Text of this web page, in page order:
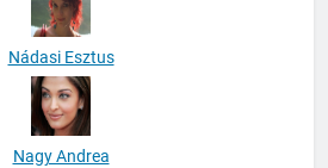
Nádasi Esztus
Nagy Andrea